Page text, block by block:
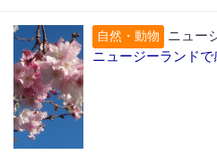
自然・動物
ニュー
ニュージーランド